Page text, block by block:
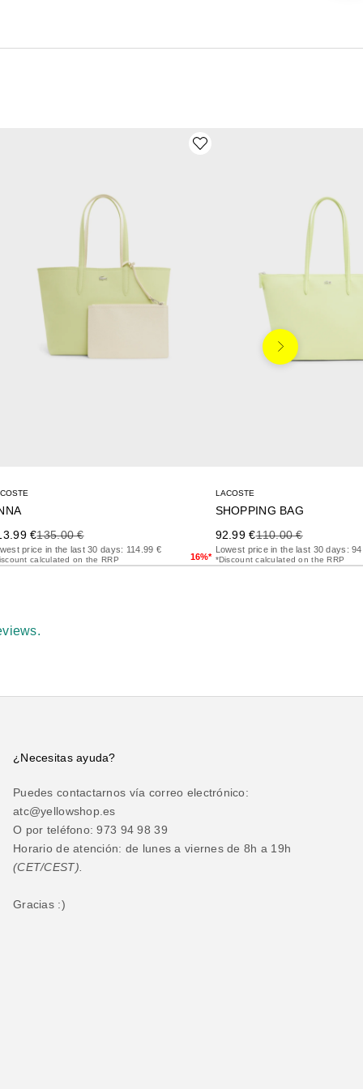
de oferta
€Precio anterior
135.00 €
price in the last 30 days: 114.99 €
calculated on the RRP 16%*
LACOSTE
SHOPPING BAG
Precio de oferta
92.99 €Precio anterior
110.00 €
Lowest price in the last 30 days:
*Discount calculated on the RRP
Siguiente
¿Necesitas ayuda?
Puedes contactarnos vía correo electrónico:
atc@yellowshop.es
O por teléfono: 973 94 98 39
Horario de atención: de lunes a viernes de 8h a 19h
(CET/CEST).
Gracias :)